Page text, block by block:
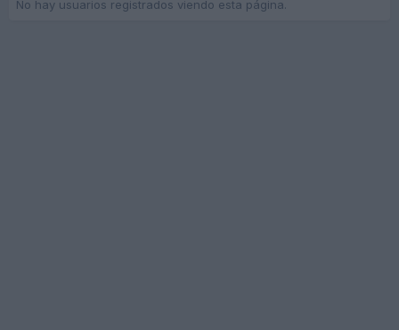
No hay usuarios registrados viendo esta página.